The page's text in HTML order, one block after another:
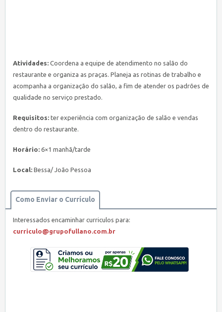
Atividades: Coordena a equipe de atendimento no salão do
restaurante e organiza as praças. Planeja as rotinas de trabalho e
acompanha a organização do salão, a fim de atender os padrões de
qualidade no serviço prestado.
Requisitos: ter experiência com organização de salão e vendas
dentro do restaurante.
Horário: 6×1 manhã/tarde
Local: Bessa/ João Pessoa
Como Enviar o Currículo
Interessados encaminhar curriculos para:
curriculo@grupofullano.com.br